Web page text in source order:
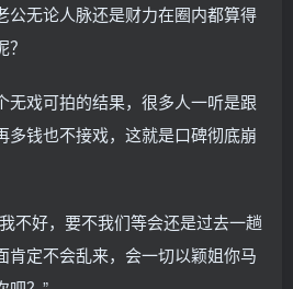
无论人脉还是财力在圈内都算得
戏可拍的结果，很多人一听是跟
多钱也不接戏，这就是口碑彻底崩
好，要不我们等会还是过去一趟
肯定不会乱来，会一切以颖姐你马